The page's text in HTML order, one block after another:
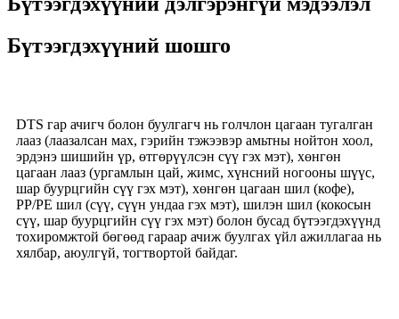
Бүтээгдэхүүний шошго
DTS гар ачигч болон буулгагч нь голчлон цагаан тугалган
лааз (лаазалсан мах, гэрийн тэжээвэр амьтны нойтон хоол,
эрдэнэ шишийн үр, өтгөрүүлсэн сүү гэх мэт), хөнгөн
цагаан лааз (ургамлын цай, жимс, хүнсний ногооны шүүс,
шар буурцгийн сүү гэх мэт), хөнгөн цагаан шил (кофе),
PP/PE шил (сүү, сүүн ундаа гэх мэт), шилэн шил (кокосын
сүү, шар буурцгийн сүү гэх мэт) болон бусад бүтээгдэхүүнд
тохиромжтой бөгөөд гараар ачиж буулгах үйл ажиллагаа нь
хялбар, аюулгүй, тогтвортой байдаг.